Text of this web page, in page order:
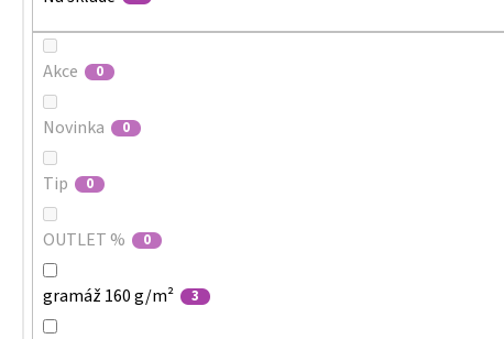
Akce 0
Novinka 0
Tip 0
OUTLET % 0
gramáž 160 g/m² 3